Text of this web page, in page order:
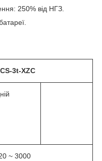
250% від НГЗ.
3t-XZC
~ 3000